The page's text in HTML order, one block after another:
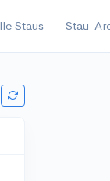
Staus Stau-